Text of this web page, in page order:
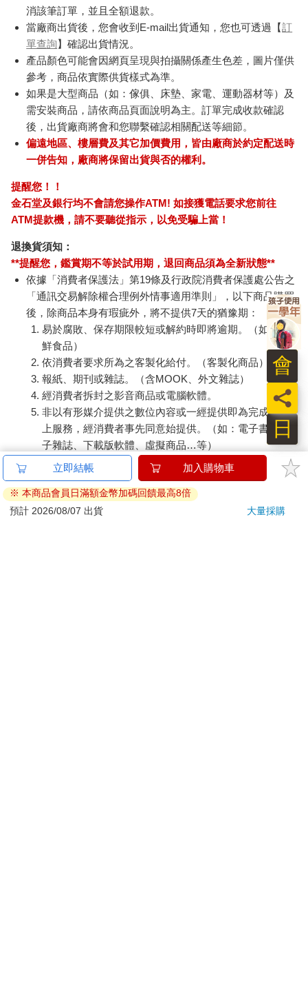
消該筆訂單，並且全額退款。
當廠商出貨後，您會收到E-mail出貨通知，您也可透過【訂
單查詢】確認出貨情況。
產品顏色可能會因網頁呈現與拍攝關係產生色差，圖片僅供
參考，商品依實際供貨樣式為準。
如果是大型商品（如：傢俱、床墊、家電、運動器材等）及
需安裝商品，請依商品頁面說明為主。訂單完成收款確認
後，出貨廠商將會和您聯繫確認相關配送等細節。
偏遠地區、樓層費及其它加價費用，皆由廠商於約定配送時
一併告知，廠商將保留出貨與否的權利。
提醒您！！
金石堂及銀行均不會請您操作ATM! 如接獲電話要求您前往
ATM提款機，請不要聽從指示，以免受騙上當！
退換貨須知：
**提醒您，鑑賞期不等於試用期，退回商品須為全新狀態**
依據「消費者保護法」第19條及行政院消費者保護處公告之
「通訊交易解除權合理例外情事適用準則」，以下商品購買
後，除商品本身有瑕疵外，將不提供7天的猶豫期：
易於腐敗、保存期限較短或解約時即將逾期。（如：生
鮮食品）
依消費者要求所為之客製化給付。（客製化商品）
報紙、期刊或雜誌。（含MOOK、外文雜誌）
經消費者拆封之影音商品或電腦軟體。
非以有形媒介提供之數位內容或一經提供即為完成之線
上服務，經消費者事先同意始提供。（如：電子書、電
子雜誌、下載版軟體、虛擬商品…等）
已拆封之個人衛生用品。（如：內衣褲、刮鬍刀、除毛
刀…等）
若非上列種類商品，均享有到貨7天的猶豫期（含例假
日）。
立即結帳 加入購物車
※ 本商品會員日滿額金幣加碼回饋最高8倍
預計 2026/08/07 出貨
大量採購
日
員
會